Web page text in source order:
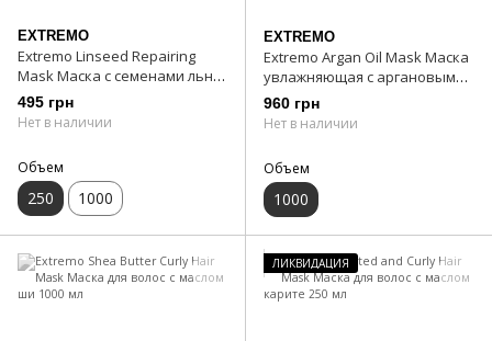
EXTREMO
Extremo Linseed Repairing
Mask Маска с семенами льна
250 мл
495 грн
Нет в наличии
Объем
250 1000
EXTREMO
Extremo Argan Oil Mask Маска
увлажняющая с аргановым
маслом 1000 мл
960 грн
Нет в наличии
Объем
1000
ЛИКВИДАЦИЯ